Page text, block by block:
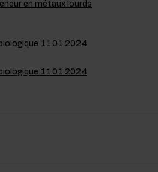
en métaux lourds
11.01.2024
11.01.2024